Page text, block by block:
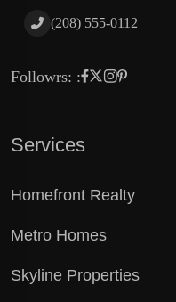
(208) 555-0112
Followrs: :
Services
Homefront Realty
Metro Homes
Skyline Properties